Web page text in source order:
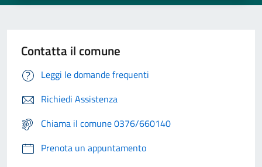
Contatta il comune
Leggi le domande frequenti
Richiedi Assistenza
Chiama il comune 0376/660140
Prenota un appuntamento